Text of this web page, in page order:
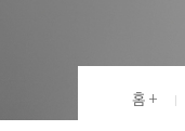
N
G
홈